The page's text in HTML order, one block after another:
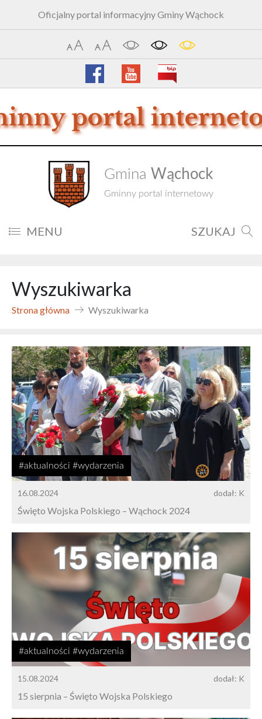
Oficjalny portal informacyjny Gminy Wąchock
Gmina Wąchock
Gminny portal internetowy
MENU SZUKAJ
Wyszukiwarka
Strona główna Wyszukiwarka
#aktualności #wydarzenia
16.08.2024 dodał: K
Święto Wojska Polskiego – Wąchock 2024
#aktualności #wydarzenia
15.08.2024 dodał: K
15 sierpnia – Święto Wojska Polskiego